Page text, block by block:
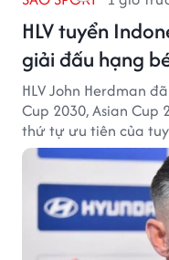
HLV tuyển
giải đấu hạng
HLV John Herdman
Cup 2030, Asian Cup
thứ tự ưu tiên của